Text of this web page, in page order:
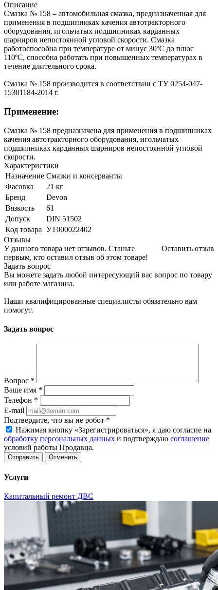
Описание
Смазка № 158 – автомобильная смазка, предназначенная для
применения в подшипниках качения автотракторного
оборудования, игольчатых подшипниках карданных
шарниров непостоянной угловой скорости. Смазка
работоспособна при температуре от минус 30ºС до плюс
110ºС, способна работать при повышенных температурах в
течение длительного срока.
Смазка № 158 производится в соответствии с ТУ 0254-047-
15301184-2014 г.
Применение:
Смазка № 158 предназначена для применения в подшипниках
качения автотракторного оборудования, игольчатых
подшипниках карданных шарниров непостоянной угловой
скорости.
Характеристики
Назначение Смазки и консерванты
Фасовка
21 кг
Бренд
Devon
Вязкость
61
Допуск
DIN 51502
Код товара УТ000022402
Отзывы
Оставить отзыв
У данного товара нет отзывов. Станьте
первым, кто оставил отзыв об этом товаре!
Задать вопрос
Вы можете задать любой интересующий вас вопрос по товару
или работе магазина.
Наши квалифицированные специалисты обязательно вам
помогут.
Задать вопрос
Вопрос *
Ваше имя *
Телефон *
E-mail
Подтвердите, что вы не робот *
Нажимая кнопку «Зарегистрироваться», я даю согласие на
обработку персональных данных и подтверждаю соглашение
условий работы Продавца.
Отменить
Услуги
Капитальный ремонт ДВС